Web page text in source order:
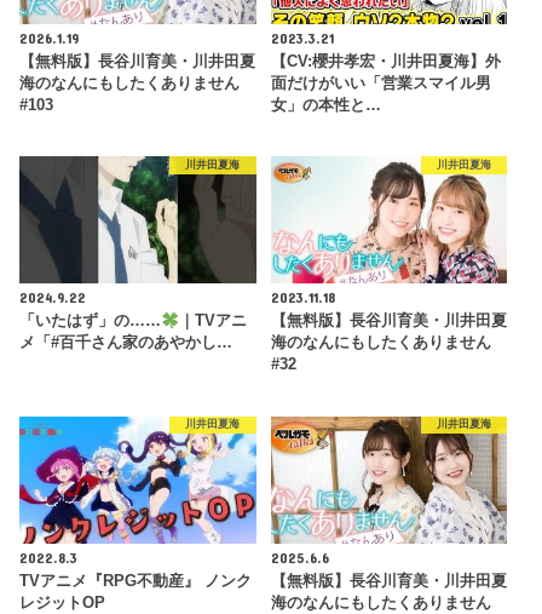
2026.1.19
【無料版】長谷川育美・川井田夏
海のなんにもしたくありません
#103
2023.3.21
【CV:櫻井孝宏・川井田夏海】外
面だけがいい「営業スマイル男
女」の本性と…
川井田夏海
2024.9.22
「いたはず」の……
｜TVアニ
メ「#百千さん家のあやかし…
川井田夏海
2023.11.18
【無料版】長谷川育美・川井田夏
海のなんにもしたくありません
#32
川井田夏海
2022.8.3
TVアニメ『RPG不動産』 ノンク
レジットOP
川井田夏海
2025.6.6
【無料版】長谷川育美・川井田夏
海のなんにもしたくありません